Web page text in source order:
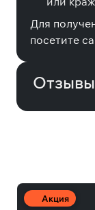
Для
посетите
Отзывы
Акция